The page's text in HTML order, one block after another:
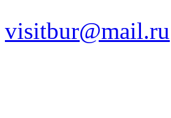
visitbur@mail.ru